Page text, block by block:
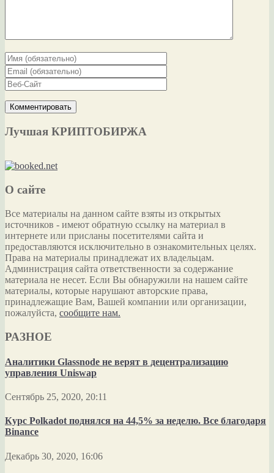
Лучшая КРИПТОБИРЖА
О сайте
Все материалы на данном сайте взяты из открытых
источников - имеют обратную ссылку на материал в
интернете или присланы посетителями сайта и
предоставляются исключительно в ознакомительных целях.
Права на материалы принадлежат их владельцам.
Администрация сайта ответственности за содержание
материала не несет. Если Вы обнаружили на нашем сайте
материалы, которые нарушают авторские права,
принадлежащие Вам, Вашей компании или организации,
пожалуйста, сообщите нам.
РАЗНОЕ
Аналитики Glassnode не верят в децентрализацию
управления Uniswap
Сентябрь 25, 2020, 20:11
Курс Polkadot поднялся на 44,5% за неделю. Все благодаря
Binance
Декабрь 30, 2020, 16:06